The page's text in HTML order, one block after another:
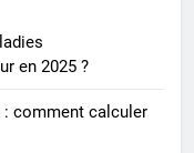
en 2025 ?
comment calculer